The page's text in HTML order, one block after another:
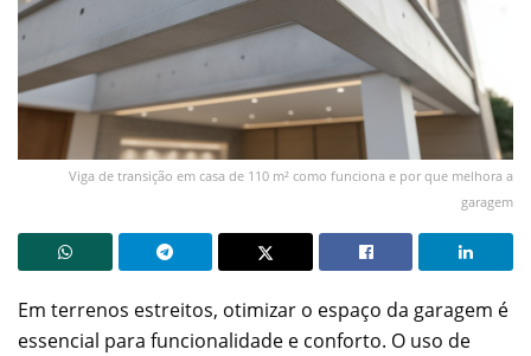
Viga de transição em casa de 110 m² como funciona e por que melhora a
garagem
Em terrenos estreitos, otimizar o espaço da garagem é
essencial para funcionalidade e conforto. O uso de